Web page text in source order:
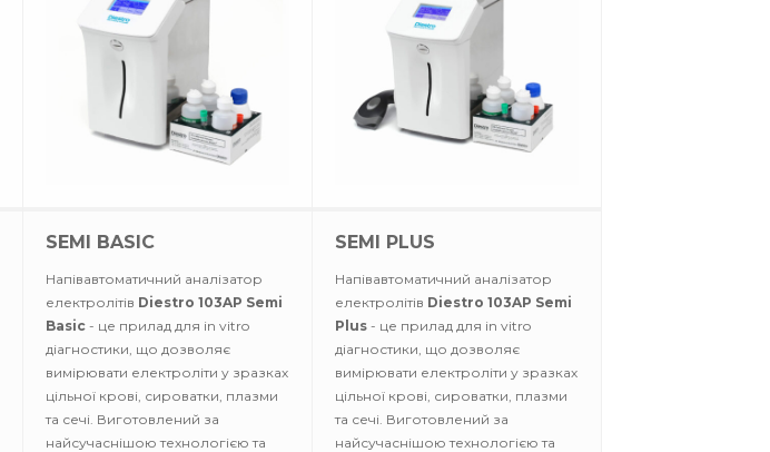
SEMI BASIC
Напівавтоматичний аналізатор
електролітів Diestro 103AP Semi
Basic - це прилад для in vitro
діагностики, що дозволяє
вимірювати електроліти у зразках
цільної крові, сироватки, плазми
та сечі. Виготовлений за
найсучаснішою технологією та
SEMI PLUS
Напівавтоматичний аналізатор
електролітів Diestro 103AP Semi
Plus - це прилад для in vitro
діагностики, що дозволяє
вимірювати електроліти у зразках
цільної крові, сироватки, плазми
та сечі. Виготовлений за
найсучаснішою технологією та